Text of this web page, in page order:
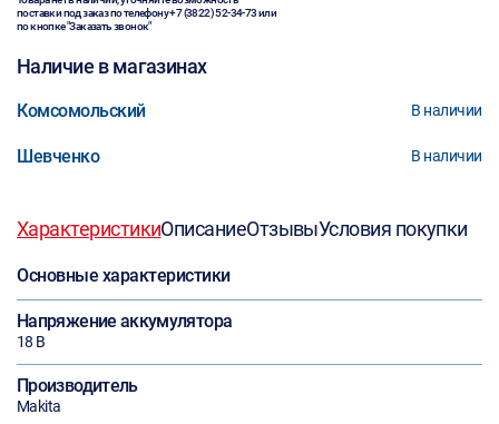
поставки под заказ по телефону+7 (3822) 52-34-73или
по кнопке "Заказать звонок"
Наличие в магазинах
Комсомольский В наличии
Шевченко В наличии
ХарактеристикиОписаниеОтзывыУсловия покупки
Основные характеристики
Напряжение аккумулятора
18 В
Производитель
Makita